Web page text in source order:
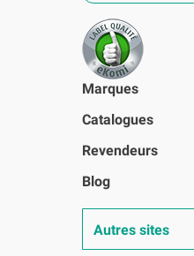
Marques
Catalogues
Revendeurs
Blog
Autres sites